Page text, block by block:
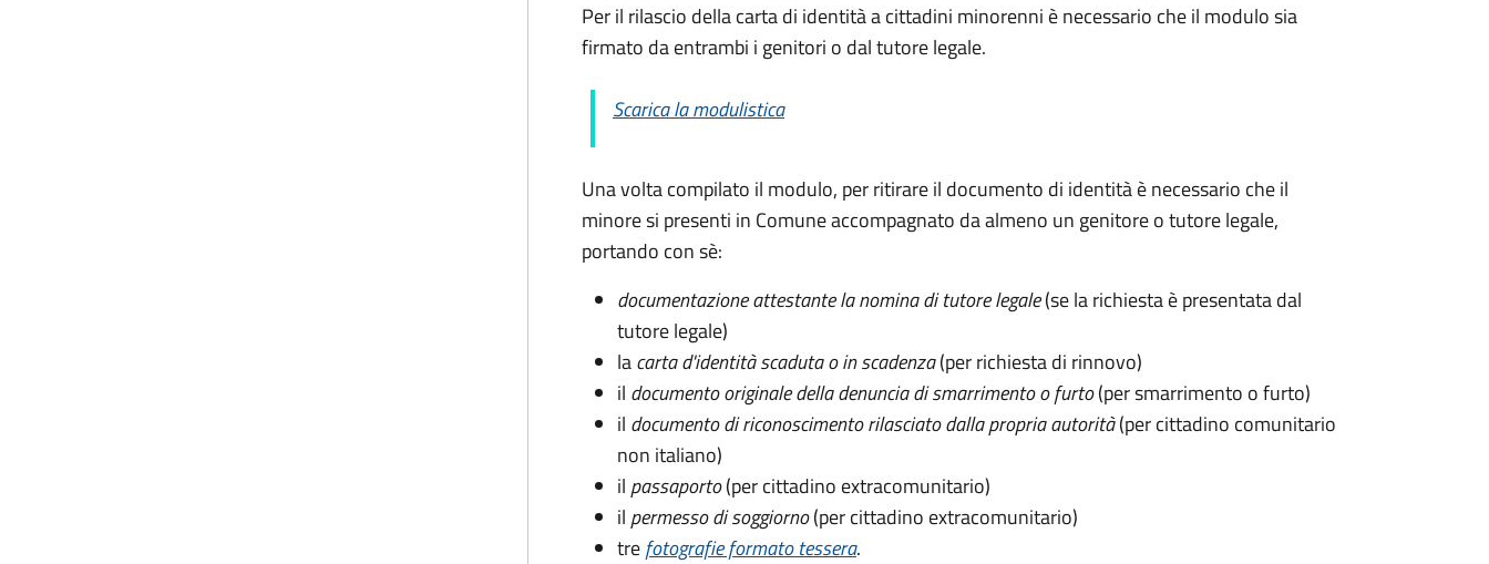
Per il rilascio della carta di identità a cittadini minorenni è necessario che il modulo sia
firmato da entrambi i genitori o dal tutore legale.
Scarica la modulistica
Una volta compilato il modulo, per ritirare il documento di identità è necessario che il
minore si presenti in Comune accompagnato da almeno un genitore o tutore legale,
portando con sè:
documentazione attestante la nomina di tutore legale(se la richiesta è presentata dal
tutore legale)
lacarta d'identità scaduta o in scadenza(per richiesta di rinnovo)
il documento originale della denuncia di smarrimento o furto(per smarrimento o furto)
il documento di riconoscimento rilasciato dalla propria autorità(per cittadino comunitario
non italiano)
il passaporto(per cittadino extracomunitario)
il permesso di soggiorno(per cittadino extracomunitario)
trefotografie formato tessera.